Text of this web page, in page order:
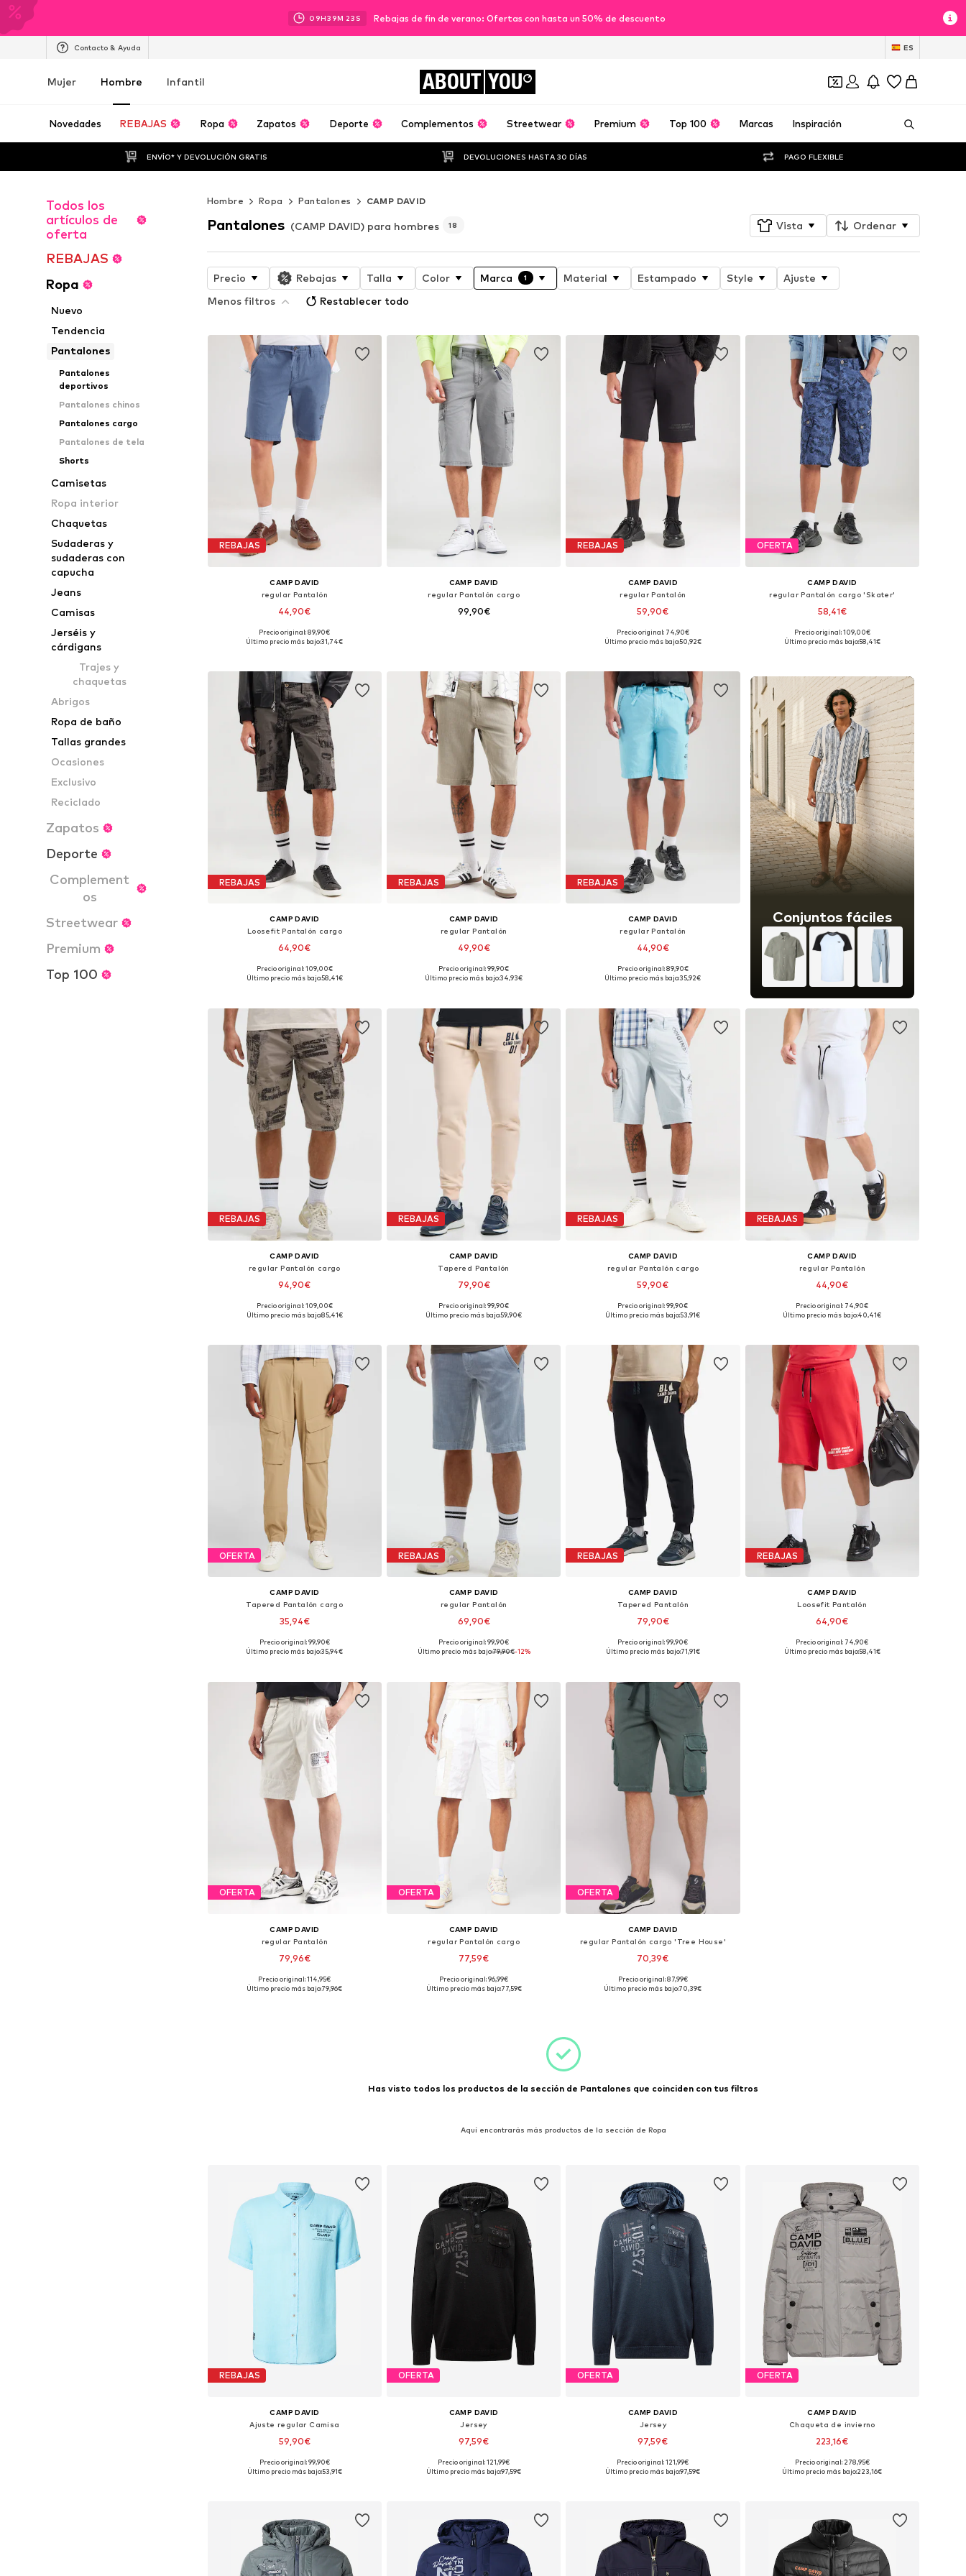
09H39M 21 S Rebajas de fin de verano: Ofertas con hasta un 50% de descuento
Contacto & Ayuda ES
Mujer Hombre Infantil ABOUT YOU
Novedades REBAJAS Ropa Zapatos Deporte Complementos Streetwear Premium Top 100 Marcas Inspiración
ENVÍO* Y DEVOLUCIÓN GRATIS DEVOLUCIONES HASTA 30 DÍAS PAGO FLEXIBLE
Todos los
artículos de
oferta
REBAJAS
Ropa
Nuevo
Tendencia
Pantalones
Pantalones
deportivos
Pantalones chinos
Pantalones cargo
Pantalones de tela
Shorts
Camisetas
Ropa interior
Chaquetas
Sudaderas y
sudaderas con
capucha
Jeans
Camisas
Jerséis y
cárdigans
Trajes y
chaquetas
Abrigos
Ropa de baño
Tallas grandes
Ocasiones
Exclusivo
Reciclado
Zapatos
Deporte
Complement
os
Streetwear
Premium
Top 100
Hombre Ropa Pantalones CAMP DAVID
Pantalones (CAMP DAVID) para hombres 18 Vista Ordenar
Precio Rebajas Talla Color Marca 1 Material Estampado Style
Ajuste
Menos filtros
Restablecer todo
REBAJAS
CAMP DAVID
regular Pantalón
44,90€
Precio original: 89,90€
Último precio más bajo:31,74€
CAMP DAVID
regular Pantalón cargo
99,90€
REBAJAS
CAMP DAVID
regular Pantalón
59,90€
Tallas disponibles: 31-32, 35-36, 38
Precio original: 74,90€
Último precio más bajo:50,92€
OFERTA
CAMP DAVID
regular Pantalón cargo 'Skater'
58,41€
Tallas disponibles: 33, 34, 35-36, 38
Precio original: 109,00€
Último precio más bajo:58,41€
REBAJAS
CAMP DAVID
Loosefit Pantalón cargo
64,90€
Tallas disponibles: 33, 34, 35-36, 40
Precio original: 109,00€
Último precio más bajo:58,41€
REBAJAS
CAMP DAVID
regular Pantalón
49,90€
Disponible en muchas tallas
Precio original: 99,90€
Último precio más bajo:34,93€
REBAJAS
CAMP DAVID
regular Pantalón
44,90€
Tallas disponibles: 33, 34, 35-36, 38
Precio original: 89,90€
Último precio más bajo:35,92€
Conjuntos fáciles
REBAJAS
CAMP DAVID
regular Pantalón cargo
94,90€
Tallas disponibles: 34, 35-36
Precio original: 109,00€
Último precio más bajo:85,41€
REBAJAS
CAMP DAVID
Tapered Pantalón
79,90€
Tallas disponibles: 34, 35-36, 38
Precio original: 99,90€
Último precio más bajo:59,90€
REBAJAS
CAMP DAVID
regular Pantalón cargo
59,90€
Tallas disponibles: 34, 35-36, 38
Precio original: 99,90€
Último precio más bajo:53,91€
REBAJAS
CAMP DAVID
regular Pantalón
44,90€
Tallas disponibles: 34, 35-36, 38
Precio original: 74,90€
Último precio más bajo:40,41€
OFERTA
CAMP DAVID
Tapered Pantalón cargo
35,94€
Tallas disponibles: 33, 34
Precio original: 99,90€
Último precio más bajo:35,94€
REBAJAS
CAMP DAVID
regular Pantalón
69,90€
Tallas disponibles: 34
Precio original: 99,90€
Último precio más bajo:79,90€-12%
REBAJAS
CAMP DAVID
Tapered Pantalón
79,90€
Tallas disponibles: 31-32
Precio original: 99,90€
Último precio más bajo:71,91€
REBAJAS
CAMP DAVID
Loosefit Pantalón
64,90€
Tallas disponibles: 35-36, 38
Precio original: 74,90€
Último precio más bajo:58,41€
OFERTA
CAMP DAVID
regular Pantalón
79,96€
Tallas disponibles: 34
Precio original: 114,95€
Último precio más bajo:79,96€
OFERTA
CAMP DAVID
regular Pantalón cargo
77,59€
Tallas disponibles: 40
Precio original: 96,99€
Último precio más bajo:77,59€
OFERTA
CAMP DAVID
regular Pantalón cargo 'Tree House'
70,39€
Tallas disponibles: 34
Precio original: 87,99€
Último precio más bajo:70,39€
Has visto todos los productos de la sección de Pantalones que coinciden con tus filtros
Aquí encontrarás más productos de la sección de Ropa
REBAJAS
CAMP DAVID
Ajuste regular Camisa
59,90€
Tallas disponibles: M, L, XL, XXL
Precio original: 99,90€
Último precio más bajo:53,91€
OFERTA
CAMP DAVID
Jersey
97,59€
Tallas disponibles: M, L, XL, XXXL
Precio original: 121,99€
Último precio más bajo:97,59€
OFERTA
CAMP DAVID
Jersey
97,59€
Tallas disponibles: M, L, XL, XXL
Precio original: 121,99€
Último precio más bajo:97,59€
OFERTA
CAMP DAVID
Chaqueta de invierno
223,16€
Tallas disponibles: M, L, XL, XXL, XXXL
Precio original: 278,95€
Último precio más bajo:223,16€